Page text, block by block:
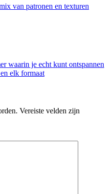
van patronen en texturen
waarin je echt kunt ontspannen
elk formaat
Vereiste velden zijn